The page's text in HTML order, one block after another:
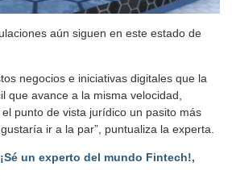
aún siguen en este estado de
negocios e iniciativas digitales que la
que avance a la misma velocidad,
punto de vista jurídico un pasito más
ir a la par”, puntualiza la experta.
¡Sé un experto del mundo Fintech!,